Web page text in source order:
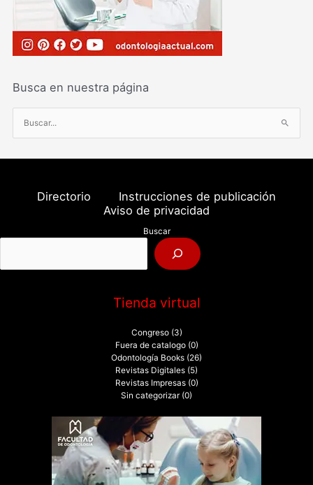
Busca en nuestra página
u
s
o
:
Directorio
Instrucciones de publicación
Aviso de privacidad
Buscar
Tienda virtual
Congreso (3)
Fuera de catalogo (0)
Odontología Books (26)
Revistas Digitales (5)
Revistas Impresas (0)
Sin categorizar (0)